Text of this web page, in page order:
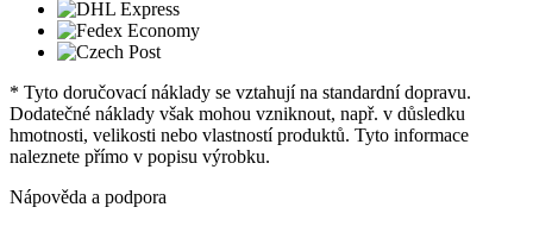
* Tyto doručovací náklady se vztahují na standardní dopravu.
Dodatečné náklady však mohou vzniknout, např. v důsledku
hmotnosti, velikosti nebo vlastností produktů. Tyto informace
naleznete přímo v popisu výrobku.
Nápověda a podpora